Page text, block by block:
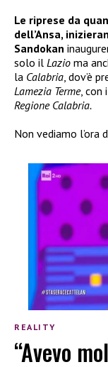
Le riprese da
dell’Ansa,
Sandokan
solo il Lazio ma
la Calabria, dov’è
Lamezia Terme, con
Regione Calabria.
Non vediamo
REALITY
“Avevo